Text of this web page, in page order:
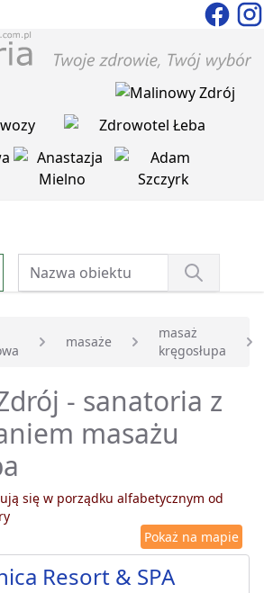
masaże
masaż
kręgosłupa
- sanatoria z
masażu
się w porządku alfabetycznym od
Pokaż na mapie
Resort & SPA